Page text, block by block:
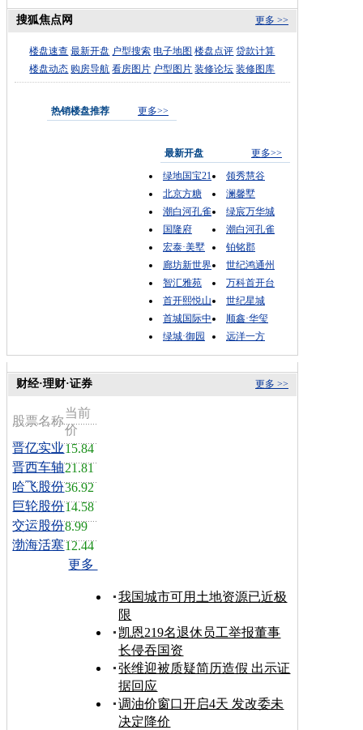
更多 >>
搜狐焦点网
楼盘速查 最新开盘 户型搜索 电子地图 楼盘点评 贷款计算
楼盘动态 购房导航 看房图片 户型图片 装修论坛 装修图库
热销楼盘推荐 更多>>
最新开盘
更多>>
绿地国宝21
领秀慧谷
北京方糖
澜馨墅
潮白河孔雀
绿宸万华城
国隆府
潮白河孔雀
宏泰·美墅
铂铭郡
廊坊新世界
世纪鸿通州
智汇雅苑
万科首开台
首开熙悦山
世纪星城
首城国际中
顺鑫·华玺
绿城·御园
远洋一方
更多 >>
财经·理财·证券
股票名称
当前
价
晋亿实业15.84
晋西车轴21.81
哈飞股份36.92
巨轮股份14.58
交运股份8.99
渤海活塞12.44
更多
我国城市可用土地资源已近极
限
凯恩219名退休员工举报董事
长侵吞国资
张维迎被质疑简历造假 出示证
据回应
调油价窗口开启4天 发改委未
决定降价